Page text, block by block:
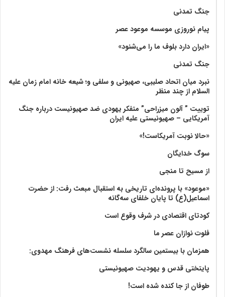
جنگ تمدنی
پیام نوروزی موسسه موعود عصر
«ایران دارد بلوف ما را می‌شنود»
جنگ تمدنی
نبرد میان اتحاد صلیبی، صهیونی و سلفی و؛ شیعه خانه امام زمان علیه
السلام از چند منظر
توییت ” آلون میزراحی” متفکر یهودی ضد صهیونیست درباره جنگ
آمریکایی – صهیونیستی علیه ایران
«حالا نوبت آمریکاست!»
سوگ خدایگان
از مسیح تا منجی
«موعود» با پرونده‌ای تاریخی به استقبال مبعث رفت: از حضرت
اسماعیل(ع) تا پایان خلفای سه‌گانه
کودتای اقتصادی در شرف وقوع است
فلوت نوازان عصر ما
همزمان با بیستمین سالگرد سلسله نشست‌های فرهنگ مهدوی:‌
پایتختی قدس و یهودیت صهیونیستی
طوفان از جا کنده شده است!